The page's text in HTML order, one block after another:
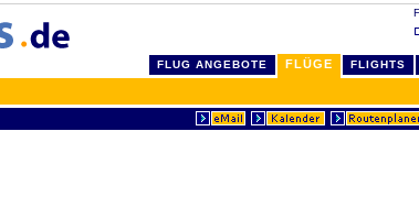
FLUG ANGEBOTE FLÜGE FLIGHTS